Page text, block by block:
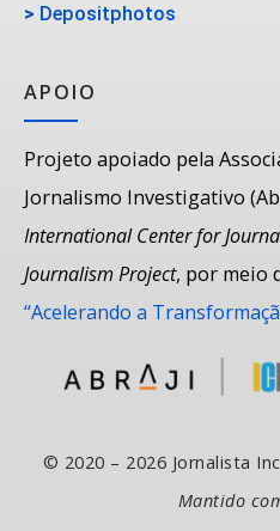
> Depositphotos
APOIO
Projeto apoiado pela
Jornalismo Investigativo
International Center for
Journalism Project, por meio
“Acelerando a
© 2020 – 2026 Jornalista
Mantido